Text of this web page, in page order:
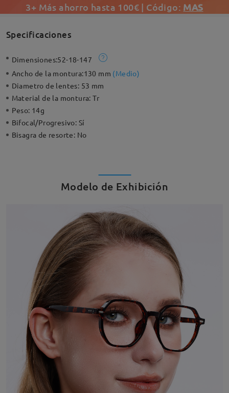
3+ Más ahorro hasta 100€ | Código: MAS
Specificaciones
Dimensiones:52-18-147
Ancho de la montura:130 mm (Medio)
Diametro de lentes: 53 mm
Material de la montura:Tr
Peso: 14g
Bifocal/Progresivo: Sí
Bisagra de resorte: No
Modelo de Exhibición